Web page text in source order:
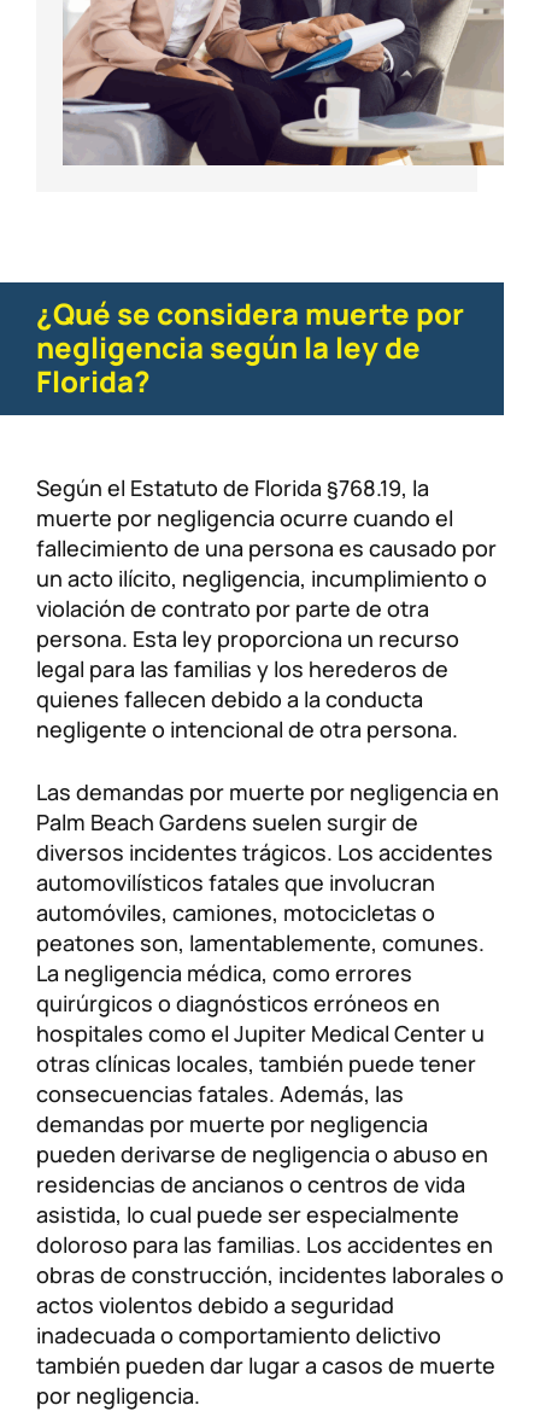
¿Qué se considera muerte por
negligencia según la ley de
Florida?
Según el Estatuto de Florida §768.19, la
muerte por negligencia ocurre cuando el
fallecimiento de una persona es causado por
un acto ilícito, negligencia, incumplimiento o
violación de contrato por parte de otra
persona. Esta ley proporciona un recurso
legal para las familias y los herederos de
quienes fallecen debido a la conducta
negligente o intencional de otra persona.
Las demandas por muerte por negligencia en
Palm Beach Gardens suelen surgir de
diversos incidentes trágicos. Los accidentes
automovilísticos fatales que involucran
automóviles, camiones, motocicletas o
peatones son, lamentablemente, comunes.
La negligencia médica, como errores
quirúrgicos o diagnósticos erróneos en
hospitales como el Jupiter Medical Center u
otras clínicas locales, también puede tener
consecuencias fatales. Además, las
demandas por muerte por negligencia
pueden derivarse de negligencia o abuso en
residencias de ancianos o centros de vida
asistida, lo cual puede ser especialmente
doloroso para las familias. Los accidentes en
obras de construcción, incidentes laborales o
actos violentos debido a seguridad
inadecuada o comportamiento delictivo
también pueden dar lugar a casos de muerte
por negligencia.